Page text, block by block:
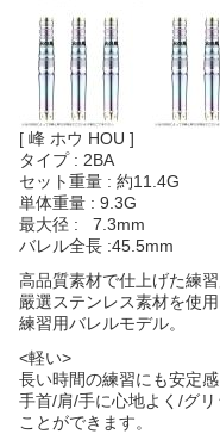
[ 峰 ホウ HOU ]
タイプ : 2BA
セット重量 : 約11.4G
単体重量 : 9.3G
最大径 : 7.3mm
バレル全長 :45.5mm
高品質素材で仕上げた練習
嚴選ステンレス素材を使
練習用バレルモデル。
<軽い>
長い時間の練習にも安定感
手首/肩/手に心地よく/グ
ことができます。